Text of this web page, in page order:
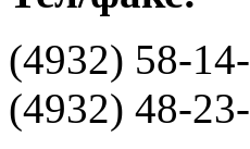
(4932) 58-
(4932) 48-